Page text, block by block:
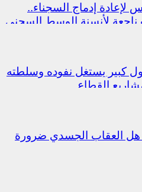
إدماج السجناء..
ناجعة لأنسنة الوسط السجني
كبير يستغل نفوده وسلطته
القطاع
هل العقاب الجسدي ضرورة